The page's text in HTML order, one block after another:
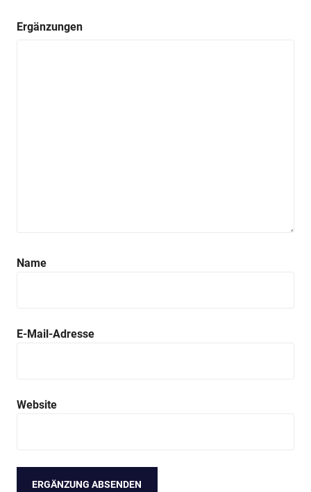
Ergänzungen
Name
E-Mail-Adresse
Website